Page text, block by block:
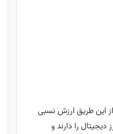
این طریق ارزش نسبی
را دارند و